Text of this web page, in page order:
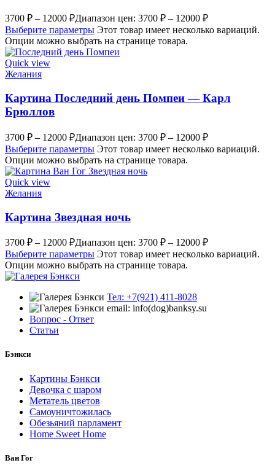
3700 ₽ – 12000 ₽Диапазон цен: 3700 ₽ – 12000 ₽
Выберите параметры Этот товар имеет несколько вариаций.
Опции можно выбрать на странице товара.
Quick view
Желания
Картина Последний день Помпеи — Карл
Брюллов
3700 ₽ – 12000 ₽Диапазон цен: 3700 ₽ – 12000 ₽
Выберите параметры Этот товар имеет несколько вариаций.
Опции можно выбрать на странице товара.
Quick view
Желания
Картина Звездная ночь
3700 ₽ – 12000 ₽Диапазон цен: 3700 ₽ – 12000 ₽
Выберите параметры Этот товар имеет несколько вариаций.
Опции можно выбрать на странице товара.
Тел: +7(921) 411-8028
email: info(dog)banksy.su
Вопрос - Ответ
Статьи
Бэнкси
Картины Бэнкси
Девочка с шаром
Метатель цветов
Самоуничтожилась
Обезьяний парламент
Home Sweet Home
Ван Гог